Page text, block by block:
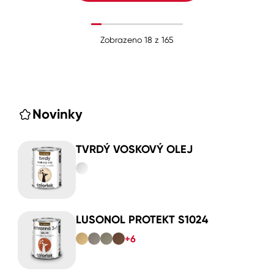
Zobrazeno 18 z 165
Novinky
TVRDÝ VOSKOVÝ OLEJ
LUSONOL PROTEKT S1024
+6